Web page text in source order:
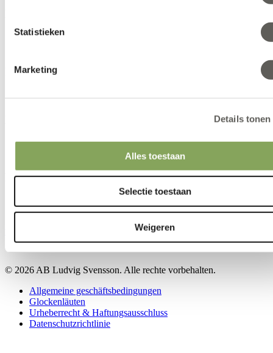
Statistieken
Marketing
Details tonen
Alles toestaan
Selectie toestaan
Weigeren
Klimaherausforderungen
Know-how
Kontakt
Kontakt
www.youtube.com
© 2026 AB Ludvig Svensson. Alle rechte vorbehalten.
Allgemeine geschäftsbedingungen
Glockenläuten
Urheberrecht & Haftungsausschluss
Datenschutzrichtlinie